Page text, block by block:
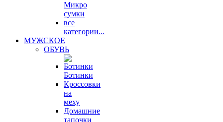
Микро
сумки
все
категории...
МУЖСКОЕ
ОБУВЬ
Ботинки
Кроссовки
на
меху
Домашние
тапочки